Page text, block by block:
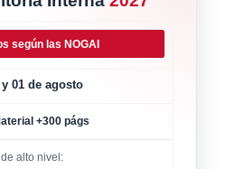
según las NOGAI
01 de agosto
+300 págs
alto nivel: